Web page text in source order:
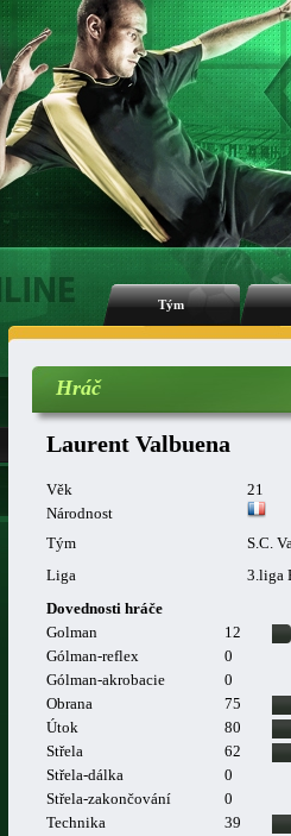
Tým
Hráč
Laurent Valbuena
Věk
21
Národnost
Tým
S.C.
Liga
3.liga
Dovednosti hráče
Golman
12
Gólman-reflex
0
Gólman-akrobacie
0
Obrana
75
Útok
80
Střela
62
Střela-dálka
0
Střela-zakončování
0
Technika
39